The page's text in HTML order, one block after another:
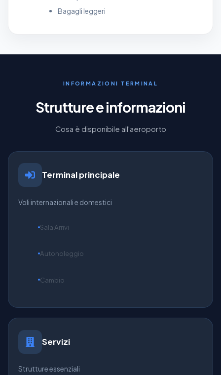
Bagagli leggeri
INFORMAZIONI TERMINAL
Strutture e informazioni
Cosa è disponibile all'aeroporto
Terminal principale
Voli internazionali e domestici
Sala Arrivi
Autonoleggio
Cambio
Servizi
Strutture essenziali